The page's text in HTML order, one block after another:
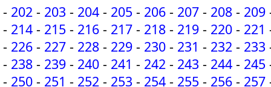
- 202 - 203 - 204 - 205 - 206 - 207 - 208 - 209
- 214 - 215 - 216 - 217 - 218 - 219 - 220 - 221
- 226 - 227 - 228 - 229 - 230 - 231 - 232 - 233
- 238 - 239 - 240 - 241 - 242 - 243 - 244 - 245
- 250 - 251 - 252 - 253 - 254 - 255 - 256 - 257